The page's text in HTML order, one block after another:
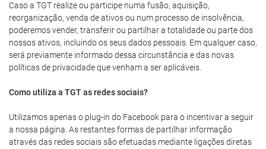
Caso a TGT realize ou participe numa fusão, aquisição,
reorganização, venda de ativos ou num processo de insolvência,
poderemos vender, transferir ou partilhar a totalidade ou parte dos
nossos ativos, incluindo os seus dados pessoais. Em qualquer caso,
será previamente informado dessa circunstância e das novas
políticas de privacidade que venham a ser aplicáveis.
Como utiliza a TGT as redes sociais?
Utilizamos apenas o plug-in do Facebook para o incentivar a seguir
a nossa página. As restantes formas de partilhar informação
através das redes sociais são efetuadas mediante ligações diretas